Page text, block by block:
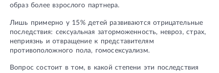
образ более взрослого партнера.
Лишь примерно у 15% детей развиваются отрицательные
последствия: сексуальная заторможенность, невроз, страх,
неприязнь и отвращение к представителям
противоположного пола, гомосексуализм.
Вопрос состоит в том, в какой степени эти последствия